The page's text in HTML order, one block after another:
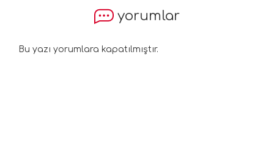
yorumlar
Bu yazı yorumlara kapatılmıştır.